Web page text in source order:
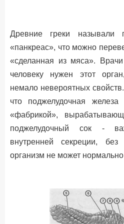
Древние греки называли
«панкреас», что можно
«сделанная из мяса».
человеку нужен этот
немало невероятных
что поджелудочная железа
«фабрикой»,
поджелудочный сок -
внутренней секреции, без
организм не может